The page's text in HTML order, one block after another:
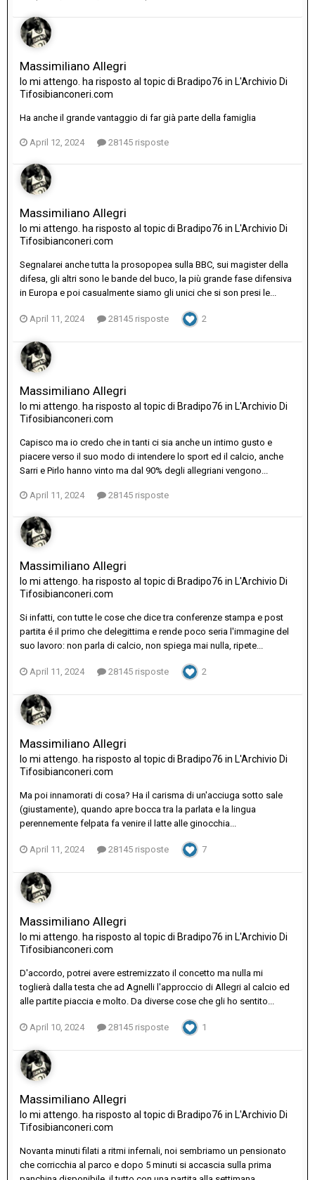
Massimiliano Allegri
Io mi attengo. ha risposto al topic di Bradipo76 in L'Archivio Di
Tifosibianconeri.com
Ha anche il grande vantaggio di far già parte della famiglia
April 12, 2024 28145 risposte
Massimiliano Allegri
Io mi attengo. ha risposto al topic di Bradipo76 in L'Archivio Di
Tifosibianconeri.com
Segnalarei anche tutta la prosopopea sulla BBC, sui magister della
difesa, gli altri sono le bande del buco, la più grande fase difensiva
in Europa e poi casualmente siamo gli unici che si son presi le...
April 11, 2024 28145 risposte 2
Massimiliano Allegri
Io mi attengo. ha risposto al topic di Bradipo76 in L'Archivio Di
Tifosibianconeri.com
Capisco ma io credo che in tanti ci sia anche un intimo gusto e
piacere verso il suo modo di intendere lo sport ed il calcio, anche
Sarri e Pirlo hanno vinto ma dal 90% degli allegriani vengono...
April 11, 2024 28145 risposte
Massimiliano Allegri
Io mi attengo. ha risposto al topic di Bradipo76 in L'Archivio Di
Tifosibianconeri.com
Si infatti, con tutte le cose che dice tra conferenze stampa e post
partita é il primo che delegittima e rende poco seria l'immagine del
suo lavoro: non parla di calcio, non spiega mai nulla, ripete...
April 11, 2024 28145 risposte 2
Massimiliano Allegri
Io mi attengo. ha risposto al topic di Bradipo76 in L'Archivio Di
Tifosibianconeri.com
Ma poi innamorati di cosa? Ha il carisma di un'acciuga sotto sale
(giustamente), quando apre bocca tra la parlata e la lingua
perennemente felpata fa venire il latte alle ginocchia...
April 11, 2024 28145 risposte 7
Massimiliano Allegri
Io mi attengo. ha risposto al topic di Bradipo76 in L'Archivio Di
Tifosibianconeri.com
D'accordo, potrei avere estremizzato il concetto ma nulla mi
toglierà dalla testa che ad Agnelli l'approccio di Allegri al calcio ed
alle partite piaccia e molto. Da diverse cose che gli ho sentito...
April 10, 2024 28145 risposte 1
Massimiliano Allegri
Io mi attengo. ha risposto al topic di Bradipo76 in L'Archivio Di
Tifosibianconeri.com
Novanta minuti filati a ritmi infernali, noi sembriamo un pensionato
che corricchia al parco e dopo 5 minuti si accascia sulla prima